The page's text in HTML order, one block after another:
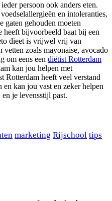
persoon ook anders eten.
en intoleranties,
gaten gehouden moeten
heeft bijvoorbeeld baat bij een
dieet is vrijwel vrij van
zoals mayonaise, avocado
om eens een diëtist Rotterdam
kan jou helpen met
Rotterdam heeft veel verstand
en kan jou vast en zeker helpen
je levensstijl past.
marketing Rijschool tips